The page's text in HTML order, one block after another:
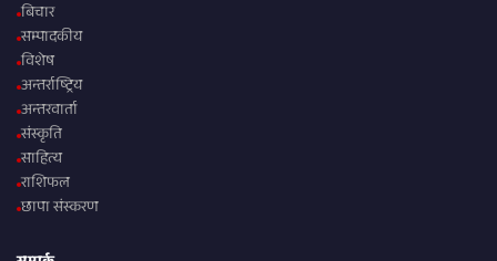
बिचार
सम्पादकीय
विशेष
अन्तर्राष्ट्रिय
अन्तरवार्ता
संस्कृति
साहित्य
राशिफल
छापा संस्करण